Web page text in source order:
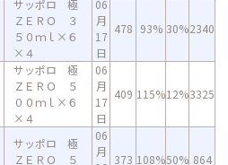
サッポロ 極
ＺＥＲＯ ３
５０ｍｌ×６
×４
06
月
17
日
478 93% 30%2340
サッポロ 極
ＺＥＲＯ ５
００ｍｌ×６
×４
06
月
17
日
409 115%12%3325
サッポロ 極
ＺＥＲＯ ５
06
月
373 108%50% 864